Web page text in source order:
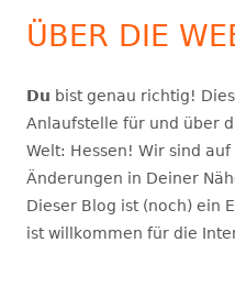
ÜBER DIE
Du bist genau richtig!
Anlaufstelle für und über
Welt: Hessen! Wir sind
Änderungen in Deiner
Dieser Blog ist (noch) ein
ist willkommen für die